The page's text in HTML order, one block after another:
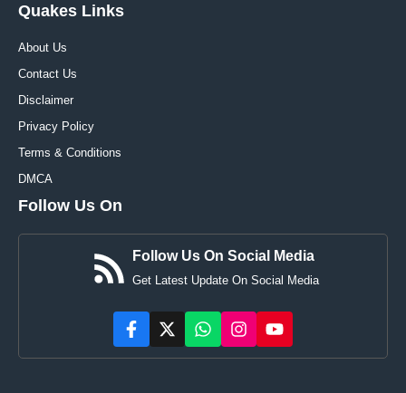
Quakes Links
About Us
Contact Us
Disclaimer
Privacy Policy
Terms & Conditions
DMCA
Follow Us On
Follow Us On Social Media
Get Latest Update On Social Media